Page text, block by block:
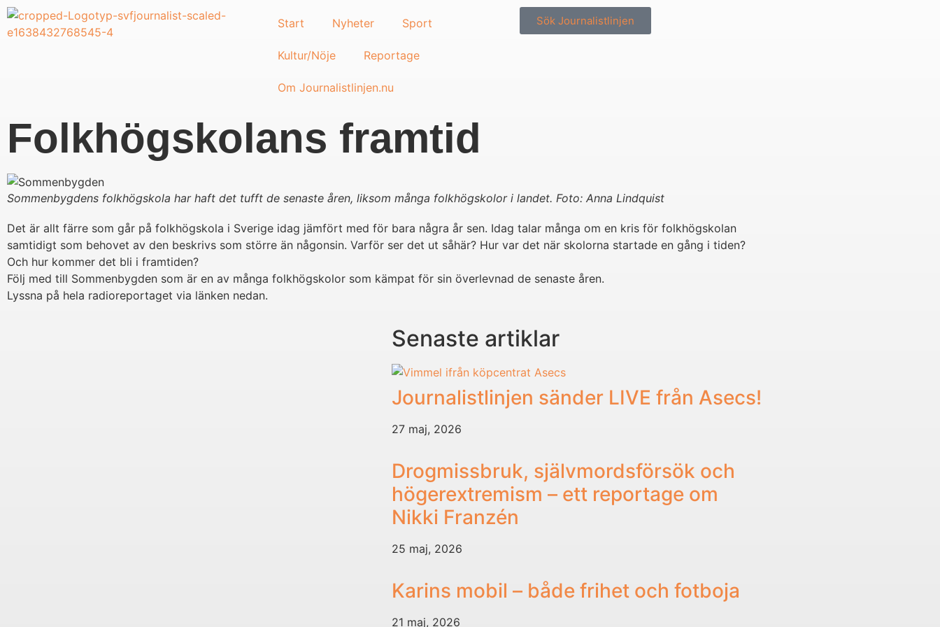
Start Nyheter Sport
Kultur/Nöje Reportage
Om Journalistlinjen.nu
Sök Journalistlinjen
Folkhögskolans framtid
Sommenbygdens folkhögskola har haft det tufft de senaste åren, liksom många folkhögskolor i landet. Foto: Anna Lindquist
Det är allt färre som går på folkhögskola i Sverige idag jämfört med för bara några år sen. Idag talar många om en kris för folkhögskolan
samtidigt som behovet av den beskrivs som större än någonsin. Varför ser det ut såhär? Hur var det när skolorna startade en gång i tiden?
Och hur kommer det bli i framtiden?
Följ med till Sommenbygden som är en av många folkhögskolor som kämpat för sin överlevnad de senaste åren.
Lyssna på hela radioreportaget via länken nedan.
Senaste artiklar
Journalistlinjen sänder LIVE från Asecs!
27 maj, 2026
Drogmissbruk, självmordsförsök och
högerextremism – ett reportage om
Nikki Franzén
25 maj, 2026
Karins mobil – både frihet och fotboja
21 maj, 2026